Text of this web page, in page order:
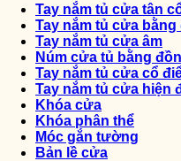
Tay nắm tủ cửa tân
Tay nắm tủ cửa bằng
Tay nắm tủ cửa âm
Núm cửa tủ bằng
Tay nắm tủ cửa cổ
Tay nắm tủ cửa hiện
Khóa cửa
Khóa phân thể
Móc gắn tường
Bản lề cửa